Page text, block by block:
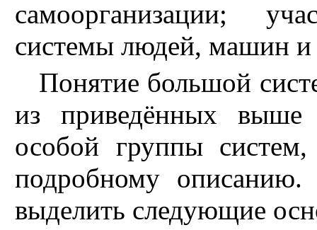
самоорганизации;
системы людей, машин
Понятие большой
из приведённых выше
особой группы
подробному
выделить следующие